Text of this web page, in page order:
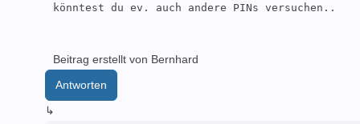
könntest du ev. auch andere PINs versuchen..
Beitrag erstellt von Bernhard
Antworten
↳